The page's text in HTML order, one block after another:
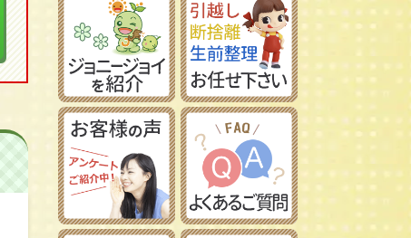
レベル/Revell
車両パーツ
ストラクチャー
Ｇゲージ
Ｏゲージ